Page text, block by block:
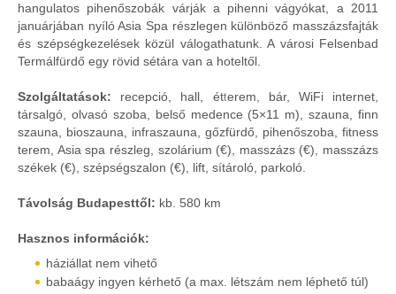
hangulatos pihenőszobák várják a pihenni vágyókat, a 2011
januárjában nyíló Asia Spa részlegen különböző masszázsfajták
és szépségkezelések közül válogathatunk. A városi Felsenbad
Termálfürdő egy rövid sétára van a hoteltől.
Szolgáltatások: recepció, hall, étterem, bár, WiFi internet,
társalgó, olvasó szoba, belső medence (5×11 m), szauna, finn
szauna, bioszauna, infraszauna, gőzfürdő, pihenőszoba, fitness
terem, Asia spa részleg, szolárium (€), masszázs (€), masszázs
székek (€), szépségszalon (€), lift, sítároló, parkoló.
Távolság Budapesttől: kb. 580 km
Hasznos információk:
háziállat nem vihető
babaágy ingyen kérhető (a max. létszám nem léphető túl)